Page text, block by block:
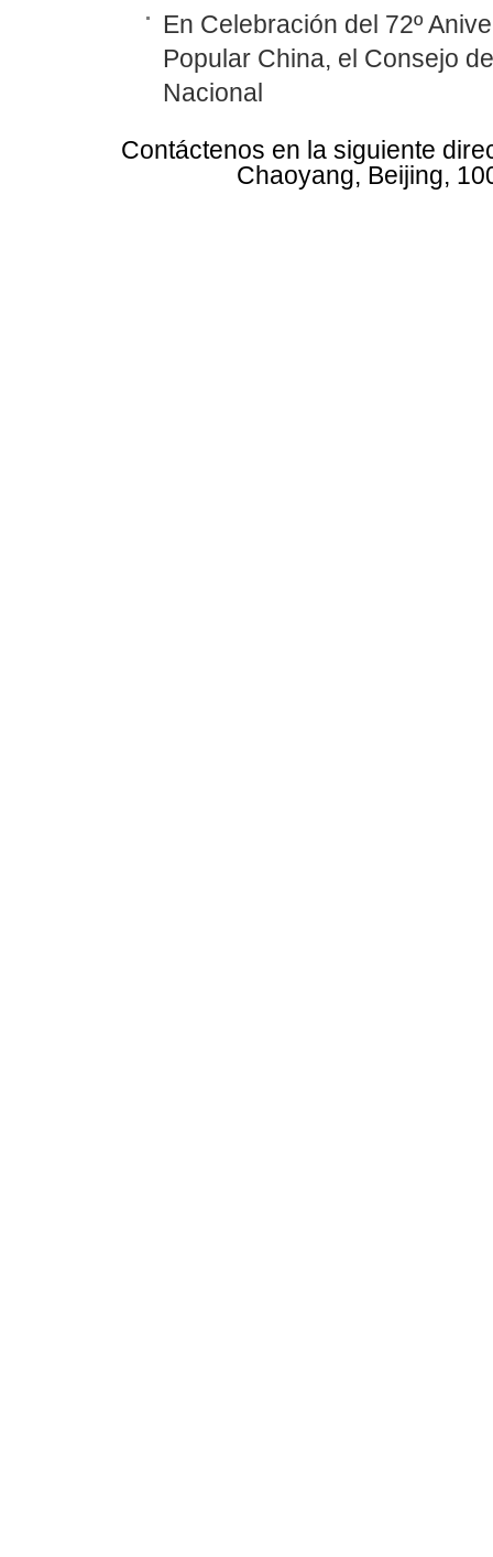
En Celebración del 72º
Popular China, el Consejo
Nacional
Contáctenos en la siguiente
Chaoyang, Beijing,